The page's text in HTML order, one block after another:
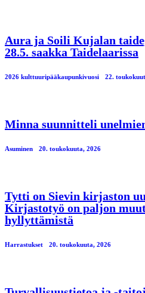
Aura ja Soili Kujalan
28.5. saakka Taidelaarissa
2026 kulttuuripääkaupunkivuosi 22.
Minna suunnitteli
Asuminen 20. toukokuuta, 2026
Tytti on Sievin kirjaston
Kirjastotyö on paljon
hyllyttämistä
Harrastukset 20. toukokuuta, 2026